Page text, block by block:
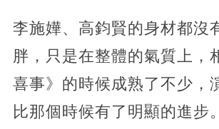
李施嬅、高鈞賢的身材都沒
胖，只是在整體的氣質上，
喜事》的時候成熟了不少，
比那個時候有了明顯的進步。